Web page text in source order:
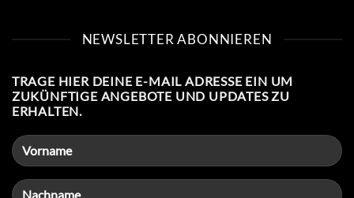
NEWSLETTER ABONNIEREN
TRAGE HIER DEINE E-MAIL ADRESSE EIN UM
ZUKÜNFTIGE ANGEBOTE UND UPDATES ZU
ERHALTEN.